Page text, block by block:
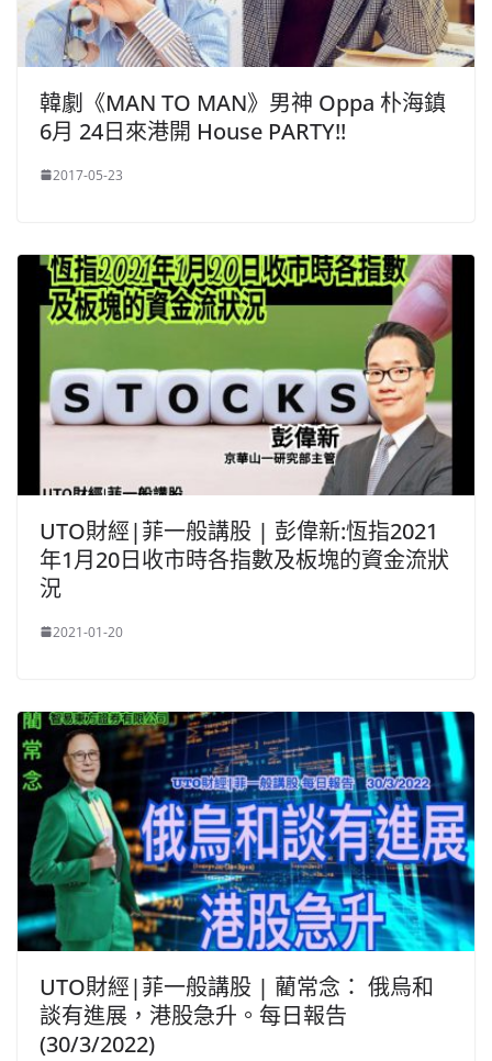
韓劇《MAN TO MAN》男神 Oppa 朴海鎮
6月 24日來港開 House PARTY!!
2017-05-23
UTO財經|菲一般講股 | 彭偉新:恆指2021
年1月20日收市時各指數及板塊的資金流狀
況
2021-01-20
UTO財經|菲一般講股 | 藺常念： 俄烏和
談有進展，港股急升。每日報告
(30/3/2022)